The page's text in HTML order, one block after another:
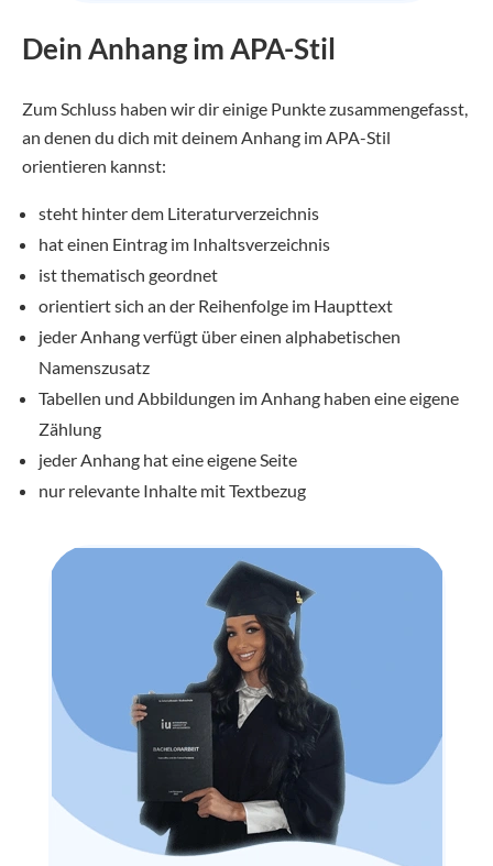
Dein Anhang im APA-Stil
Zum Schluss haben wir dir einige Punkte zusammengefasst,
an denen du dich mit deinem Anhang im APA-Stil
orientieren kannst:
steht hinter dem Literaturverzeichnis
hat einen Eintrag im Inhaltsverzeichnis
ist thematisch geordnet
orientiert sich an der Reihenfolge im Haupttext
jeder Anhang verfügt über einen alphabetischen
Namenszusatz
Tabellen und Abbildungen im Anhang haben eine eigene
Zählung
jeder Anhang hat eine eigene Seite
nur relevante Inhalte mit Textbezug